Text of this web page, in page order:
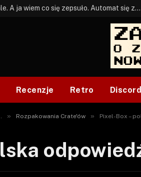
BONUS: Jak w tym kawale. A ja wiem co się zepsuło. Automat się zepsuł.
Recenzje Retro Discord
» Rozpakowania Crate'ów » Pixel-Box –